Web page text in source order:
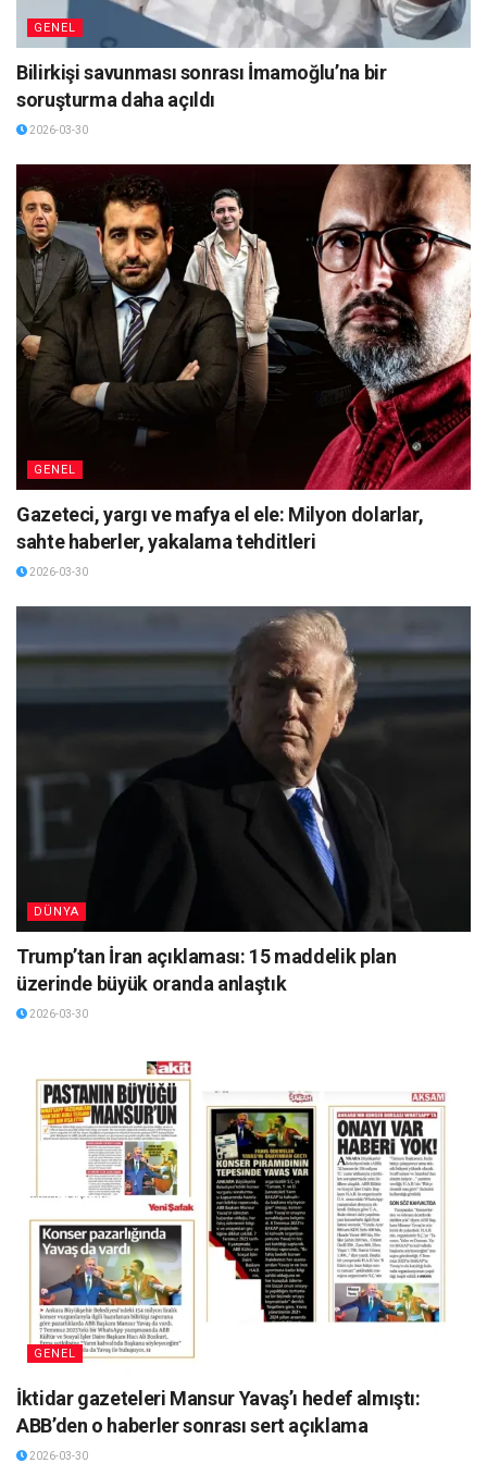
GENEL
Bilirkişi savunması sonrası İmamoğlu’na bir
soruşturma daha açıldı
2026-03-30
GENEL
Gazeteci, yargı ve mafya el ele: Milyon dolarlar,
sahte haberler, yakalama tehditleri
2026-03-30
DÜNYA
Trump’tan İran açıklaması: 15 maddelik plan
üzerinde büyük oranda anlaştık
2026-03-30
GENEL
İktidar gazeteleri Mansur Yavaş’ı hedef almıştı:
ABB’den o haberler sonrası sert açıklama
2026-03-30